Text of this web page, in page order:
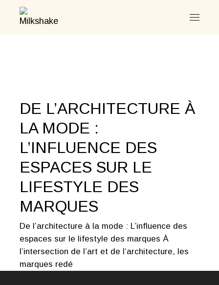
DE L’ARCHITECTURE À
LA MODE :
L’INFLUENCE DES
ESPACES SUR LE
LIFESTYLE DES
MARQUES
De l’architecture à la mode : L’influence des
espaces sur le lifestyle des marques À
l’intersection de l’art et de l’architecture, les
marques redé